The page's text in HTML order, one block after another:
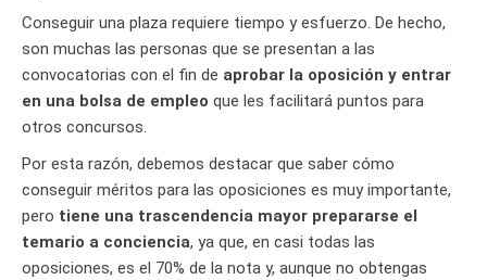
Conseguir una plaza requiere tiempo y esfuerzo. De hecho,
son muchas las personas que se presentan a las
convocatorias con el fin de aprobar la oposición y entrar
en una bolsa de empleo que les facilitará puntos para
otros concursos.
Por esta razón, debemos destacar que saber cómo
conseguir méritos para las oposiciones es muy importante,
pero tiene una trascendencia mayor prepararse el
temario a conciencia, ya que, en casi todas las
oposiciones, es el 70% de la nota y, aunque no obtengas